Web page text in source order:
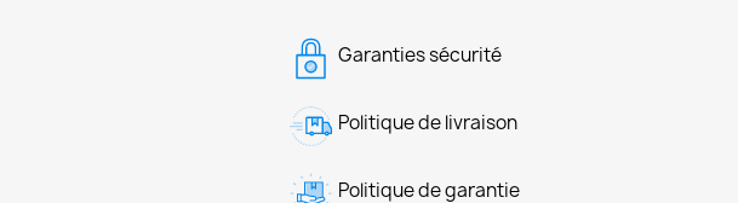
Garanties sécurité
Politique de livraison
Politique de garantie